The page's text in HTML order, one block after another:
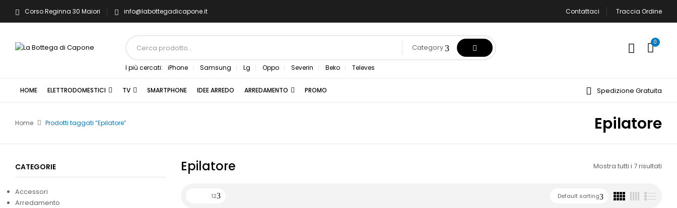
Corso Reginna 30 Maiori info@labottegadicapone.it Contattaci Traccia Ordine
Category
I più cercati: iPhone Samsung Lg Oppo Severin Beko Televes
0
HOME ELETTRODOMESTICI TV SMARTPHONE IDEE ARREDO ARREDAMENTO PROMO Spedizione Gratuita
Epilatore
Home Prodotti taggati “Epilatore”
CATEGORIE
Accessori
Arredamento
Epilatore Mostra tutti i 7 risultati
Default sorting
12